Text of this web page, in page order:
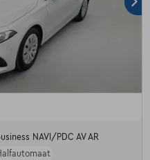
NAVI/PDC AV AR